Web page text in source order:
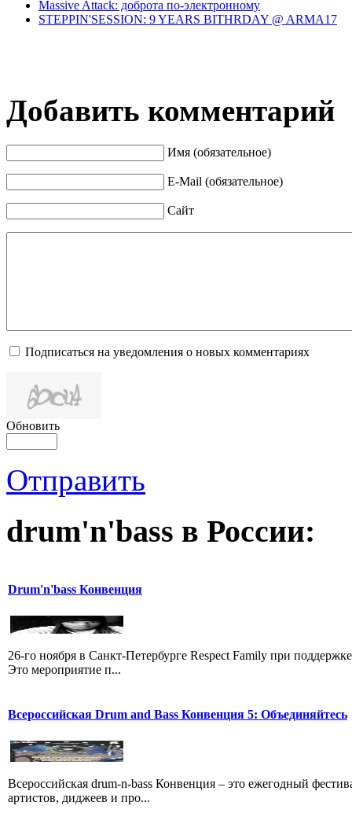
Massive Attack: доброта по-электронному
STEPPIN'SESSION: 9 YEARS BITHRDAY @ ARMA17
Добавить комментарий
Имя (обязательное)
E-Mail (обязательное)
Сайт
Подписаться на уведомления о новых комментариях
Обновить
Отправить
drum'n'bass в России:
Drum'n'bass Конвенция
26-го ноября в Санкт-Петербурге Respect Family при
Это мероприятие п...
Всероссийская Drum and Bass Конвенция 5: Объединяйтесь
Всероссийская drum-n-bass Конвенция – это ежегодный
артистов, диджеев и про...